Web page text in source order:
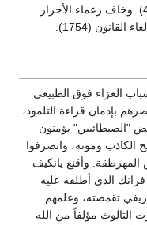
هذا الشعار "لا يهود، المسيحية إلى الأبد"(41). وخاف زعماء الأحرار
(1754).
العزاء فوق الطبيعي
بإدمان قراءة التلمود،
"الصبطائيين" يؤمنون
الكاذب وموته، وانصرفوا
المهرطقة. وأقنع يانكيف
الذي أطلقه عليه
زيفي تقمصته، وعلمهم
مؤلفاً من الله